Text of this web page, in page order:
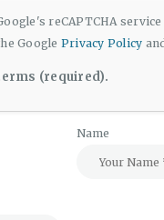
Name
reCAPTCHA
Google Privacy Policy
(required).